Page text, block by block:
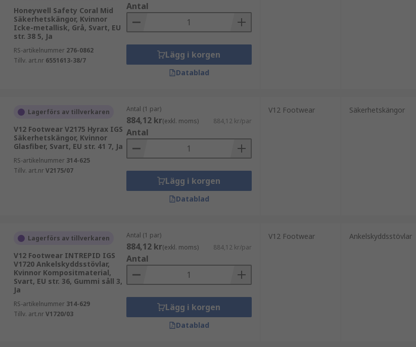
Honeywell Safety Coral Mid
Säkerhetskängor, Kvinnor
Icke-metallisk, Grå, Svart, EU
str. 38 5, Ja
RS-artikelnummer 276-0862
Tillv. art.nr 6551613-38/7
Antal
Lägg i korgen
Datablad
Lagerförs av tillverkaren
V12 Footwear V2175 Hyrax IGS
Säkerhetskängor, Kvinnor
Glasfiber, Svart, EU str. 41 7, Ja
RS-artikelnummer 314-625
Tillv. art.nrV2175/07
Antal (1 par)
884,12 kr(exkl. moms) 884,12 kr/par
Antal
Lägg i korgen
Datablad
V12 Footwear Säkerhetskängor
Lagerförs av tillverkaren
V12 Footwear INTREPID IGS
V1720 Ankelskyddsstövlar,
Kvinnor Kompositmaterial,
Svart, EU str. 36, Gummi såll 3,
Ja
RS-artikelnummer 314-629
Tillv. art.nrV1720/03
Antal (1 par)
884,12 kr(exkl. moms) 884,12 kr/par
Antal
Lägg i korgen
Datablad
V12 Footwear Ankelskyddsstövlar